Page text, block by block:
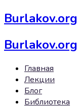
Burlakov.org
Burlakov.org
Главная
Лекции
Блог
Библиотека